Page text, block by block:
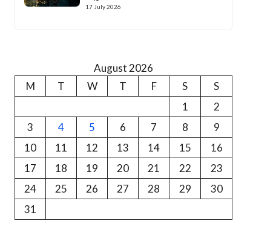
17 July 2026
August 2026
M
T W T F S
S
1
2
3
4 5 6 7 8
9
10
11 12 13 14 15
16
17
18 19 20 21 22
23
24
25 26 27 28 29
30
31